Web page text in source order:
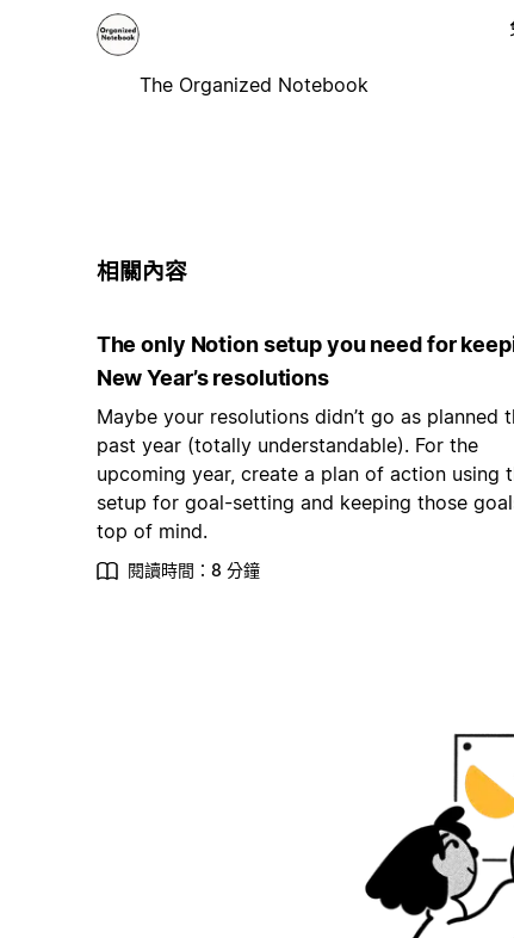
The Organized Notebook
相關內容
The only Notion setup you need for
New Year’s resolutions
Maybe your resolutions didn’t go as planned
past year (totally understandable). For the
upcoming year, create a plan of action using
setup for goal-setting and keeping those
top of mind.
閱讀時間：8 分鐘